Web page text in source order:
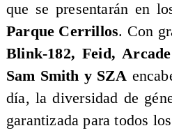
que se presentarán en
Parque Cerrillos. Con
Blink-182, Feid,
Sam Smith y SZA
día, la diversidad de
garantizada para todos